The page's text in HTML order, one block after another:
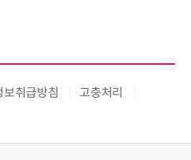
보취급방침
고충처리